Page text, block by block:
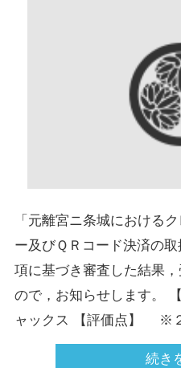
「元離宮ニ条城における
ー及びＱＲコード決済の
項に基づき審査した結果
ので，お知らせします。
ャックス 【評価点】 ※
続き